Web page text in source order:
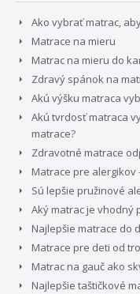
Ako vybrať matrac,
Matrace na mieru
Matrac na mieru do
Zdravý spánok na
Akú výšku matraca
Akú tvrdosť matraca
matrace?
Zdravotné matrace
Matrace pre
Sú lepšie pružinové
Aký matrac je vhodný
Najlepšie matrace do
Matrace pre deti od
Matrac na gauč ako
Najlepšie taštičkové